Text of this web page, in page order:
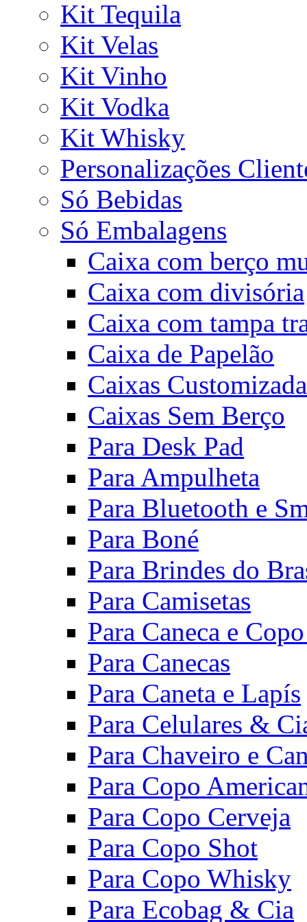
Kit Tequila
Kit Velas
Kit Vinho
Kit Vodka
Kit Whisky
Personalizações
Só Bebidas
Só Embalagens
Caixa com berço
Caixa com divisória
Caixa com tampa
Caixa de Papelão
Caixas
Caixas Sem Berço
Para Desk Pad
Para Ampulheta
Para Bluetooth e
Para Boné
Para Brindes do
Para Camisetas
Para Caneca e
Para Canecas
Para Caneta e Lapís
Para Celulares &
Para Chaveiro e
Para Copo
Para Copo Cerveja
Para Copo Shot
Para Copo Whisky
Para Ecobag & Cia